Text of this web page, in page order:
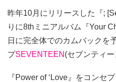
昨年10月にリリースした『;
りに8thミニアルバム『Your
日に完全体でのカムバックを
プSEVENTEEN (セブンティー
『Power of ‘Love』をコンセ